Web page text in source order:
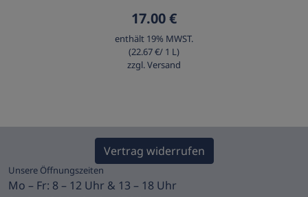
17.00 €
enthält 19% MWST.
(22.67 €/ 1 L)
zzgl. Versand
Vertrag widerrufen
Unsere Öffnungszeiten
Mo – Fr: 8 – 12 Uhr & 13 – 18 Uhr